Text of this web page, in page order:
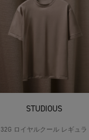
STUDIOUS
32G ロイヤルクール レギュラ